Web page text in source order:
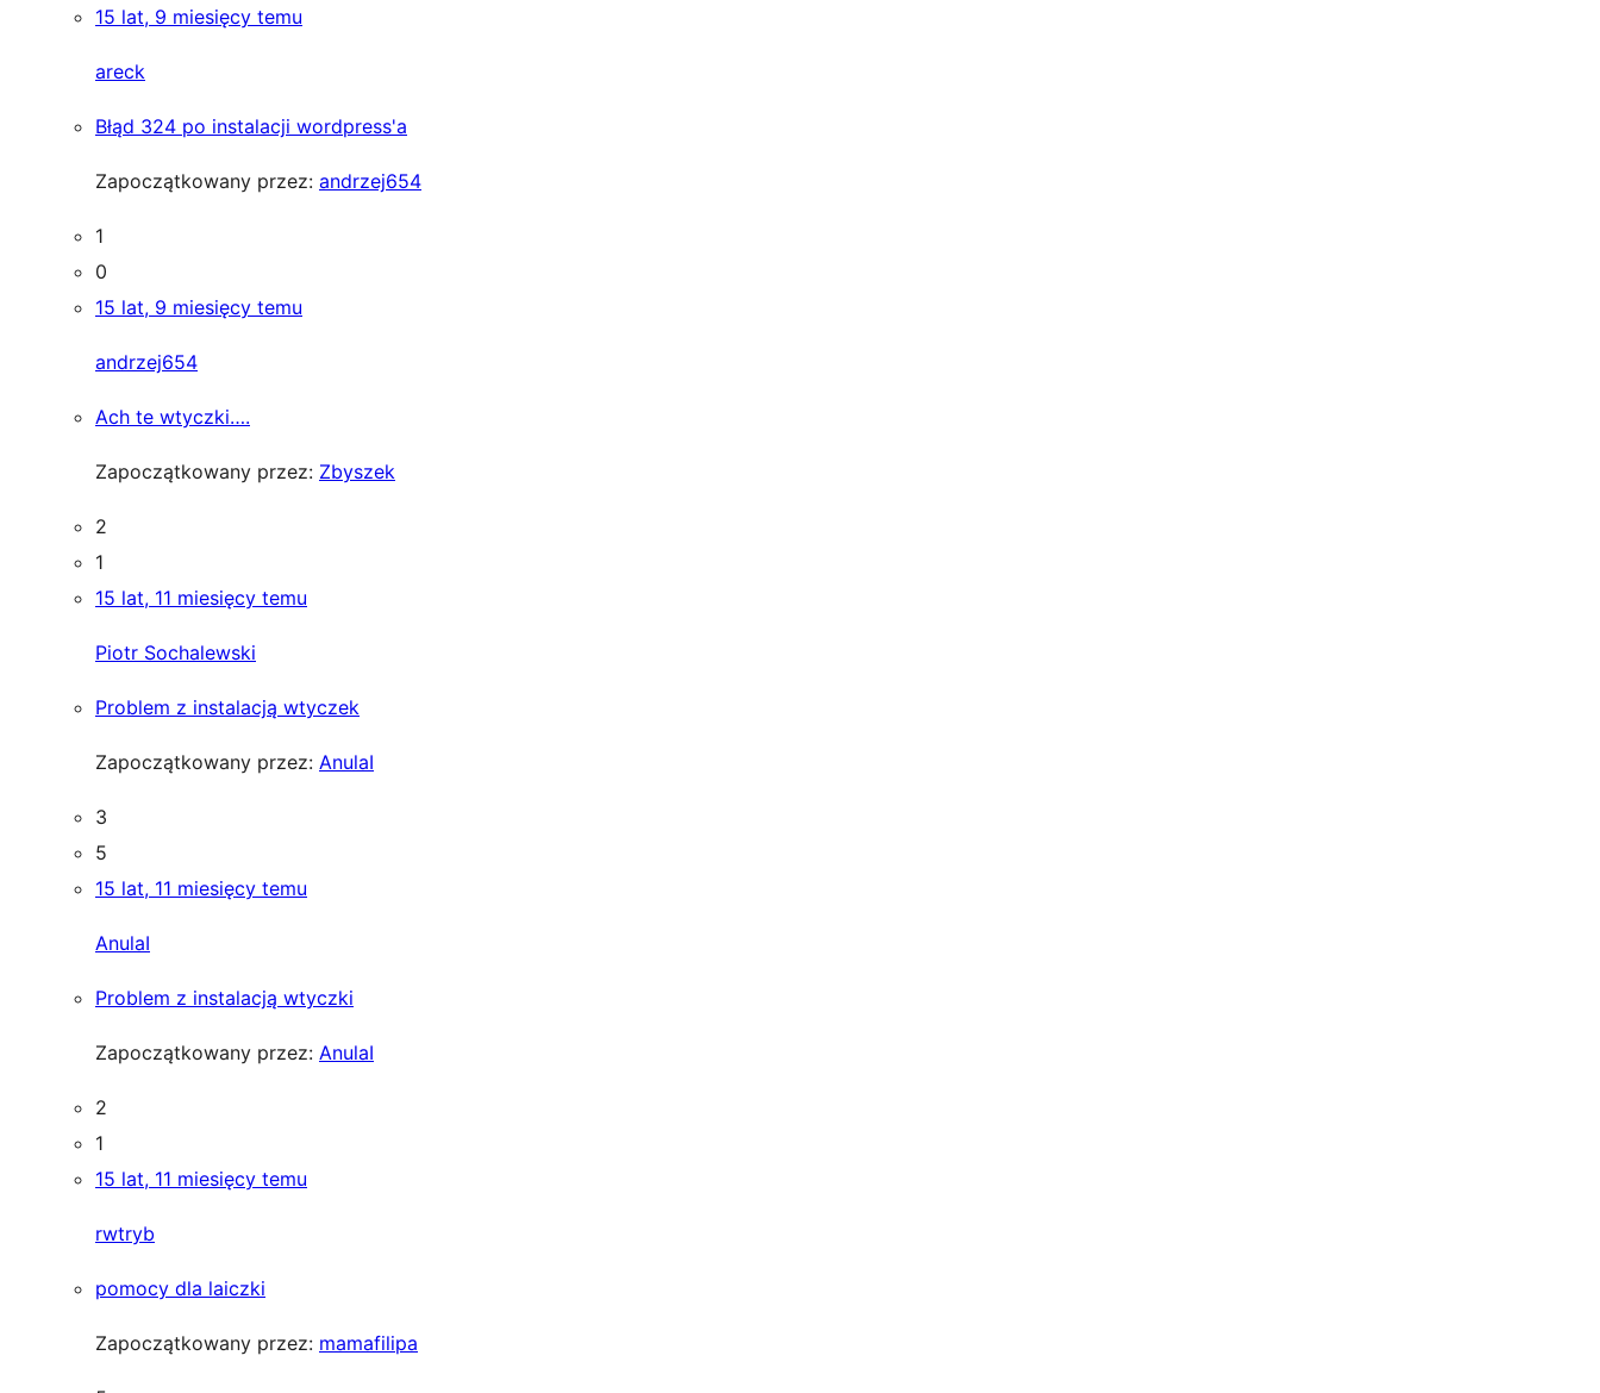
15 lat, 9 miesięcy temu
areck
Błąd 324 po instalacji wordpress'a
Zapoczątkowany przez: andrzej654
1
0
15 lat, 9 miesięcy temu
andrzej654
Ach te wtyczki….
Zapoczątkowany przez: Zbyszek
2
1
15 lat, 11 miesięcy temu
Piotr Sochalewski
Problem z instalacją wtyczek
Zapoczątkowany przez: AnulaI
3
5
15 lat, 11 miesięcy temu
AnulaI
Problem z instalacją wtyczki
Zapoczątkowany przez: AnulaI
2
1
15 lat, 11 miesięcy temu
rwtryb
pomocy dla laiczki
Zapoczątkowany przez: mamafilipa